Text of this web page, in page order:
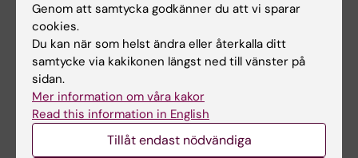
Genom att samtycka godkänner du att vi sparar
cookies.
Du kan när som helst ändra eller återkalla ditt
samtycke via kakikonen längst ned till vänster på
sidan.
Mer information om våra kakor
Read this information in English
Tillåt endast nödvändiga